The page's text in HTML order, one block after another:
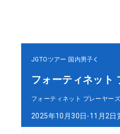
JGTOツアー 国内男子
フォーティネット
フォーティネット プレーヤー
2025年10月30日-11月2日